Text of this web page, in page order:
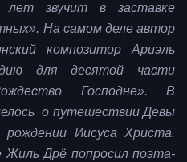
лет звучит в заставке
На самом деле автор
композитор Ариэль
для десятой части
Господне». В
о путешествии Девы
Иисуса Христа.
Жиль Дрё попросил поэта-